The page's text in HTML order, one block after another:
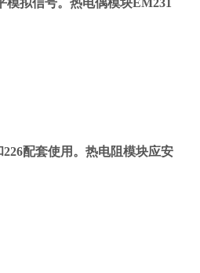
配套使用。热电阻模块应安